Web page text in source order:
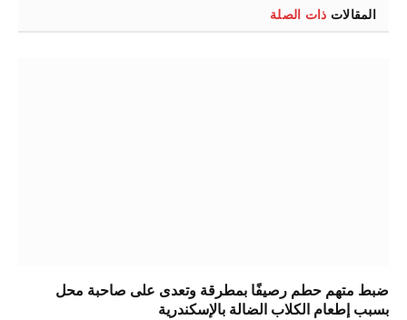
المقالات ذات الصلة
ضبط متهم حطم رصيفًا بمطرقة وتعدى على صاحبة محل
بسبب إطعام الكلاب الضالة بالإسكندرية